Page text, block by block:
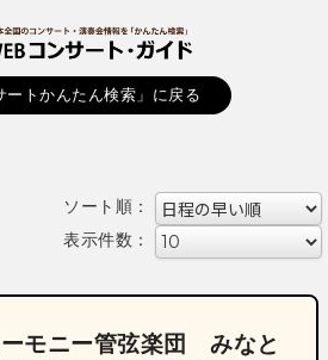
トかんたん検索」に戻る
ソート順：
表示件数：
モニー管弦楽団 みなと